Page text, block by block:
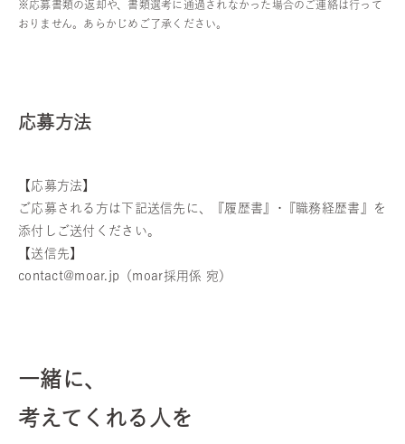
※応募書類の返却や、書類選考に通過されなかった場合のご連絡は行って
おりません。あらかじめご了承ください。
応募方法
【応募方法】
ご応募される方は下記送信先に、『履歴書』･『職務経歴書』を
添付しご送付ください。
【送信先】
contact@moar.jp（moar採用係 宛）
一緒に、
考えてくれる人を